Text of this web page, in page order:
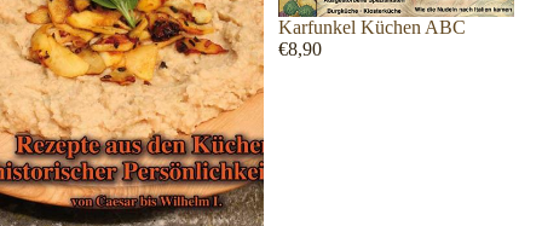
Karfunkel Küchen ABC
€8,90